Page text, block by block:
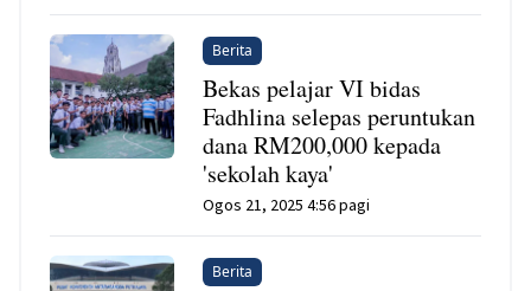
Berita
Bekas pelajar VI bidas
Fadhlina selepas peruntukan
dana RM200,000 kepada
'sekolah kaya'
Ogos 21, 2025 4:56 pagi
Berita